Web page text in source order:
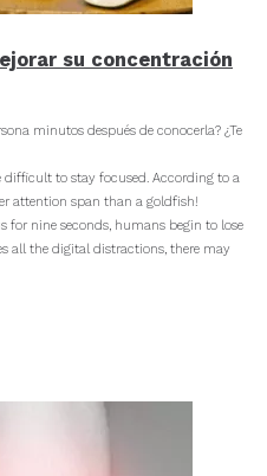
su concentración
minutos después de conocerla? ¿Te
to stay focused. According to a
attention span than a goldfish!
for nine seconds, humans begin to lose
all the digital distractions, there may